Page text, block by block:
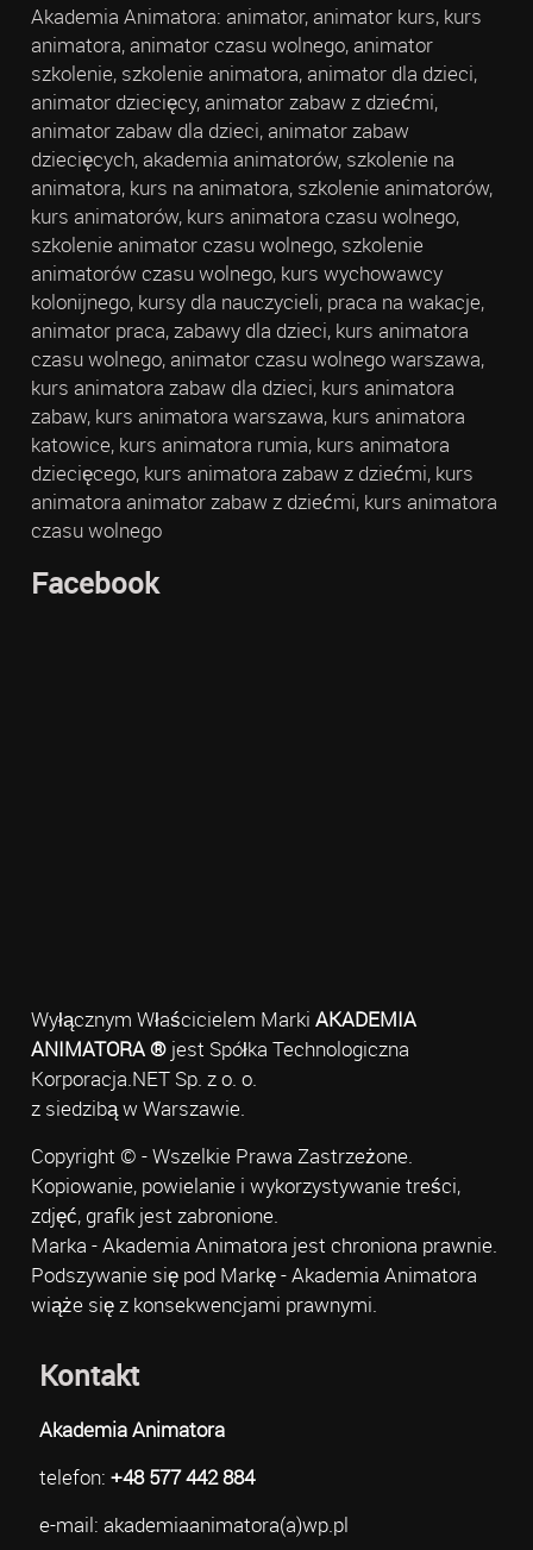
Akademia Animatora: animator, animator kurs, kurs
animatora, animator czasu wolnego, animator
szkolenie, szkolenie animatora, animator dla dzieci,
animator dziecięcy, animator zabaw z dziećmi,
animator zabaw dla dzieci, animator zabaw
dziecięcych, akademia animatorów, szkolenie na
animatora, kurs na animatora, szkolenie animatorów,
kurs animatorów, kurs animatora czasu wolnego,
szkolenie animator czasu wolnego, szkolenie
animatorów czasu wolnego, kurs wychowawcy
kolonijnego, kursy dla nauczycieli, praca na wakacje,
animator praca, zabawy dla dzieci, kurs animatora
czasu wolnego, animator czasu wolnego warszawa,
kurs animatora zabaw dla dzieci, kurs animatora
zabaw, kurs animatora warszawa, kurs animatora
katowice, kurs animatora rumia, kurs animatora
dziecięcego, kurs animatora zabaw z dziećmi, kurs
animatora animator zabaw z dziećmi, kurs animatora
czasu wolnego
Facebook
Wyłącznym Właścicielem Marki AKADEMIA
ANIMATORA ®jest Spółka Technologiczna
Korporacja.NET Sp. z o. o.
z siedzibą w Warszawie.
Copyright © - Wszelkie Prawa Zastrzeżone.
Kopiowanie, powielanie i wykorzystywanie treści,
zdjęć, grafik jest zabronione.
Marka - Akademia Animatora jest chroniona prawnie.
Podszywanie się pod Markę - Akademia Animatora
wiąże się z konsekwencjami prawnymi.
Kontakt
Akademia Animatora
telefon: +48 577 442 884
e-mail: akademiaanimatora(a)wp.pl